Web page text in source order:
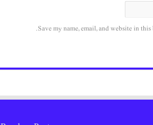
Save my name, email, and website in